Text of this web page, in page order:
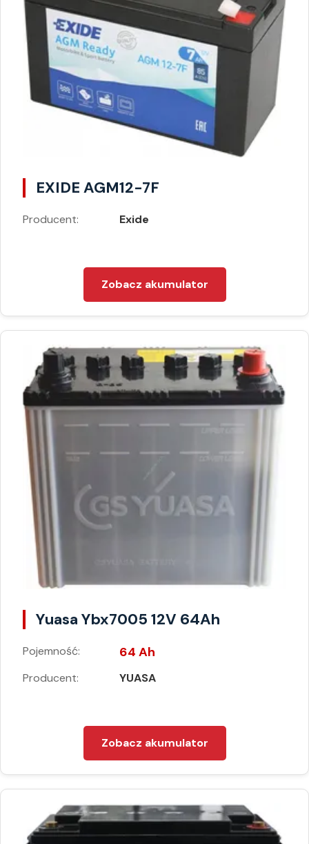
EXIDE AGM12-7F
Producent: Exide
Zobacz akumulator
Yuasa Ybx7005 12V 64Ah
Pojemność: 64 Ah
Producent: YUASA
Zobacz akumulator